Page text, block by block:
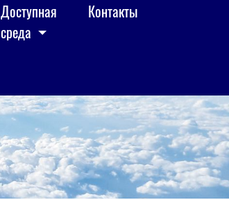
Доступная
среда
Контакты